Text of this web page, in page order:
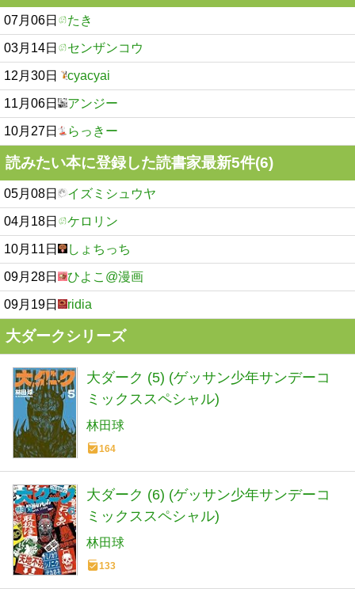
07月06日 たき
03月14日 センザンコウ
12月30日 cyacyai
11月06日 アンジー
10月27日 らっきー
読みたい本に登録した読書家最新5件(6)
05月08日 イズミシュウヤ
04月18日 ケロリン
10月11日 しょちっち
09月28日 ひよこ@漫画
09月19日 ridia
大ダークシリーズ
大ダーク (5) (ゲッサン少年サンデーコ
ミックススペシャル)
林田球
164
大ダーク (6) (ゲッサン少年サンデーコ
ミックススペシャル)
林田球
133